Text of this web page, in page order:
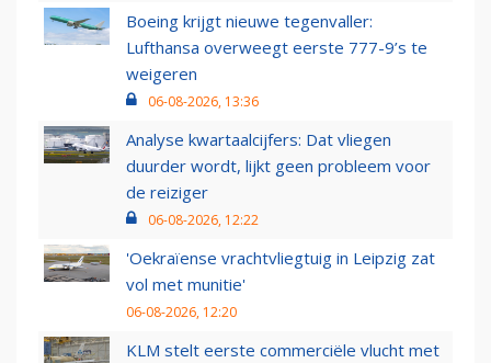
Boeing krijgt nieuwe tegenvaller:
Lufthansa overweegt eerste 777-9’s te
weigeren
06-08-2026, 13:36
Analyse kwartaalcijfers: Dat vliegen
duurder wordt, lijkt geen probleem voor
de reiziger
06-08-2026, 12:22
'Oekraïense vrachtvliegtuig in Leipzig zat
vol met munitie'
06-08-2026, 12:20
KLM stelt eerste commerciële vlucht met